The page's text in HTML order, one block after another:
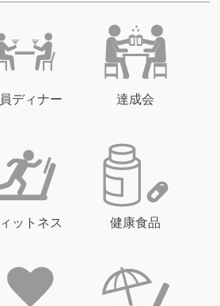
ディナー 達成会
ットネス 健康食品